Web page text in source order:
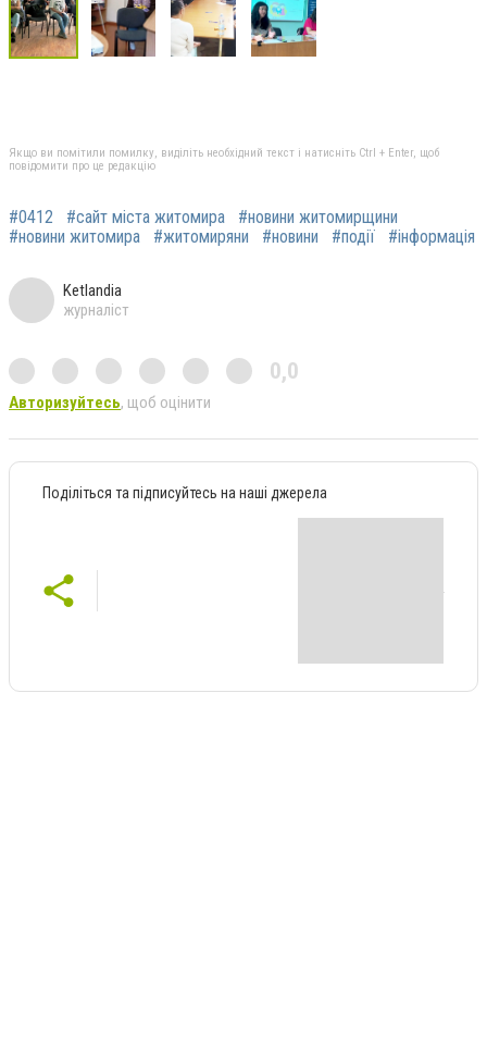
Якщо ви помітили помилку, виділіть необхідний текст і натисніть Ctrl + Enter, щоб
повідомити про це редакцію
#0412 #сайт міста житомира
#новини житомирщини
#новини житомира
#житомиряни #новини #події #інформація
Ketlandia
журналіст
0,0
Авторизуйтесь, щоб оцінити
Поділіться та підписуйтесь на наші джерела